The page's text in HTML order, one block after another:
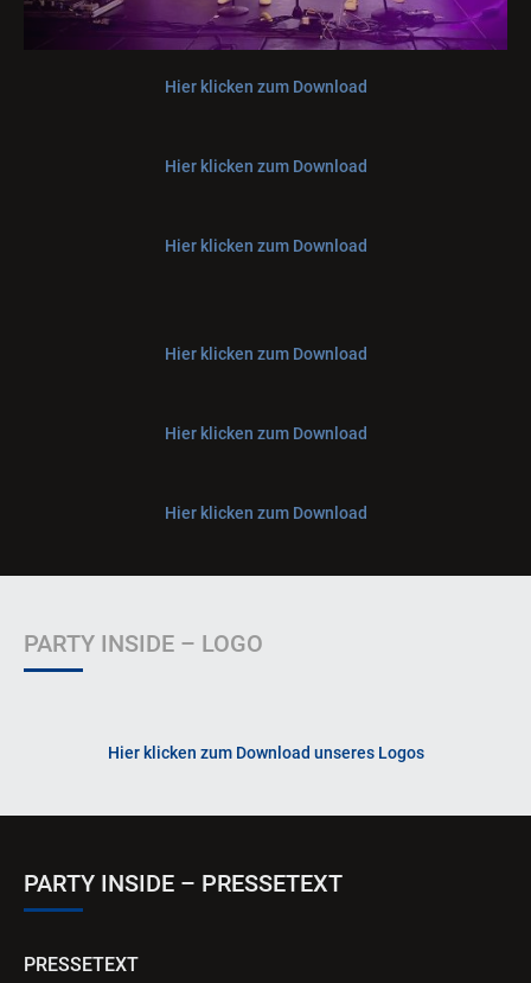
Hier klicken zum Download
Hier klicken zum Download
Hier klicken zum Download
Hier klicken zum Download
Hier klicken zum Download
Hier klicken zum Download
PARTY INSIDE – LOGO
Hier klicken zum Download unseres Logos
PARTY INSIDE – PRESSETEXT
PRESSETEXT